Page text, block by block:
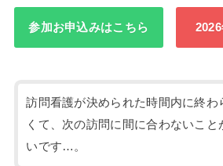
参加お申込みはこちら
訪問看護が決められた時間内に終わ
くて、次の訪問に間に合わないこと
いです…。